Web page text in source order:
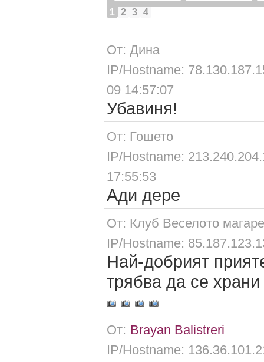
1 2 3 4
От: Дина
IP/Hostname:
09 14:57:07
Убавиня!
От: Гошето
IP/Hostname:
17:55:53
Ади дере
От: Клуб Веселото
IP/Hostname:
Най-добрият
трябва да се
От: Brayan Balistreri
IP/Hostname: